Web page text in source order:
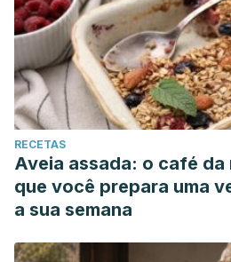
RECETAS
Aveia assada: o café da
que você prepara uma
a sua semana